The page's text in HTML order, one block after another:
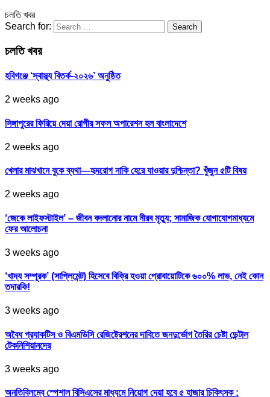
চলতি খবর
Search for:
চলতি খবর
হবিগঞ্জে ‘স্বাস্থ্য বিতর্ক-২০২৬’ অনুষ্ঠিত
2 weeks ago
সিঙ্গাপুরের ফিরিয়ে দেয়া রোগীর সফল অপারেশন হল বাংলাদেশে
2 weeks ago
খেলার মাঝখানে বুকে ব্যথা—হৃদরোগ নাকি হেরে যাওয়ার দুশ্চিন্তা? খুঁজুন ৫টি বিষয়
2 weeks ago
‘জেকে লাইফস্টাইল’ – জীবন বদলানোর নামে নীরব মৃত্যু; সামাজিক যোগাযোগমাধ্যমে
ফের আলোচনা
3 weeks ago
‘খাদ্য সম্পূরক’ (সাপ্লিমেন্ট) হিসেবে বিক্রি হওয়া প্রোবায়োটিকে ৬০০% লাভ, নেই কোন
তদারকি!
3 weeks ago
অবৈধ প্র‍্যাকটিস ও বিএমডিসি রেজিষ্ট্রেশনের দাবিতে জনদুর্ভোগ তৈরির চেষ্টা ডেন্টাল
টেকনিশিয়ানদের
3 weeks ago
অনতিবিলম্বে স্পেশাল বিসিএসের মাধ্যমে নিয়োগ দেয়া হবে ৫ হাজার চিকিৎসক :